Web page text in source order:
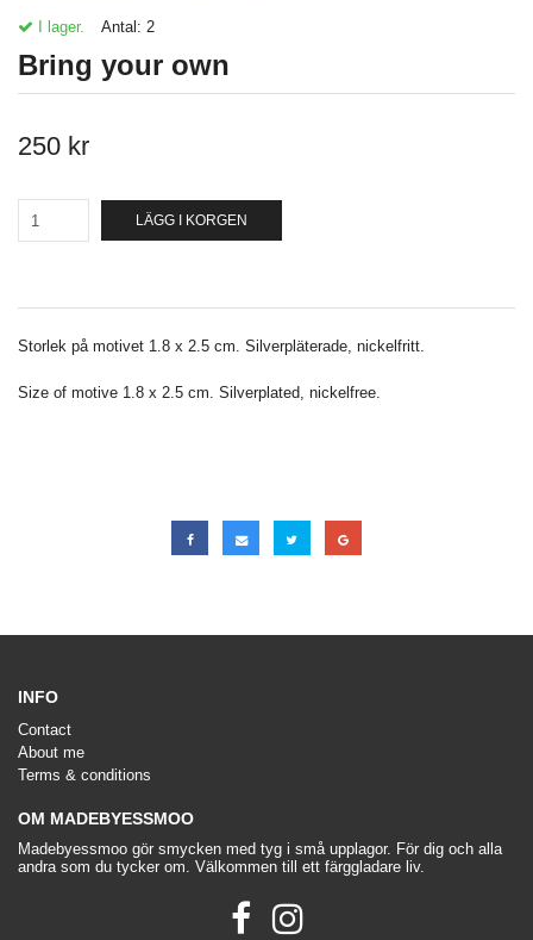
I lager. Antal: 2
Bring your own
250 kr
LÄGG I KORGEN
Storlek på motivet 1.8 x 2.5 cm. Silverpläterade, nickelfritt.
Size of motive 1.8 x 2.5 cm. Silverplated, nickelfree.
INFO
Contact
About me
Terms & conditions
OM MADEBYESSMOO
Madebyessmoo gör smycken med tyg i små upplagor. För dig och alla
andra som du tycker om. Välkommen till ett färggladare liv.